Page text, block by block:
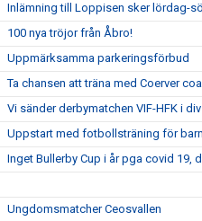
Inlämning till Loppisen sker lördag-
100 nya tröjor från Åbro!
Uppmärksamma parkeringsförbud
Ta chansen att träna med Coerver
Vi sänder derbymatchen VIF-HFK i
Uppstart med fotbollsträning för
Inget Bullerby Cup i år pga covid 19,
Ungdomsmatcher Ceosvallen